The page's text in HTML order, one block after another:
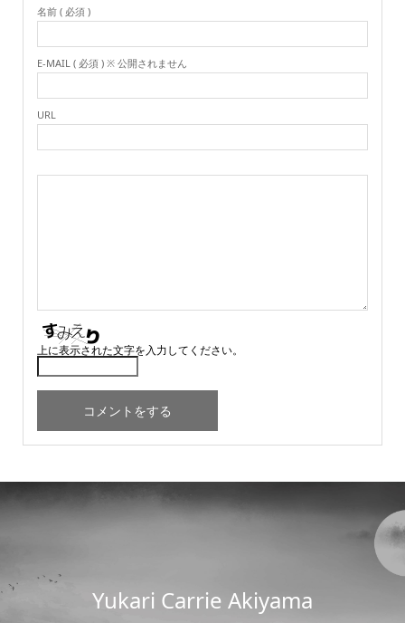
名前 ( 必須 )
E-MAIL ( 必須 ) ※ 公開されません
URL
上に表示された文字を入力してください。
Yukari Carrie Akiyama